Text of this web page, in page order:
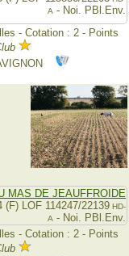
A - Noi. PBl.Env.
- Cotation : 2 - Points
MAS DE JEAUFFROIDE
(F) LOF 114247/22139 HD-
A - Noi. PBl.Env.
- Cotation : 2 - Points